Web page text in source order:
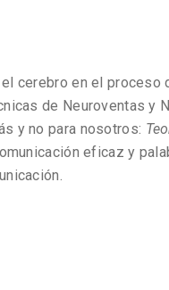
cerebro en el proceso
de Neuroventas y
y no para nosotros:
eficaz y